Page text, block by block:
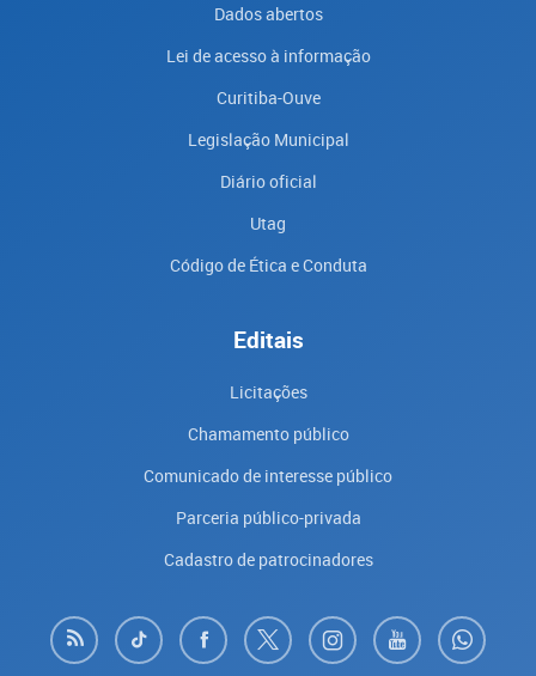
Dados abertos
Lei de acesso à informação
Curitiba-Ouve
Legislação Municipal
Diário oficial
Utag
Código de Ética e Conduta
Editais
Licitações
Chamamento público
Comunicado de interesse público
Parceria público-privada
Cadastro de patrocinadores